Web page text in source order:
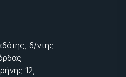
δ/ντης
12,